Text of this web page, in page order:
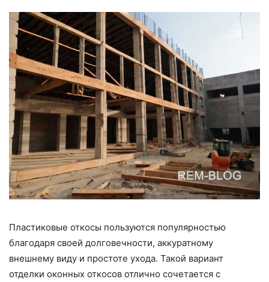
Пластиковые откосы пользуются популярностью
благодаря своей долговечности, аккуратному
внешнему виду и простоте ухода. Такой вариант
отделки оконных откосов отлично сочетается с